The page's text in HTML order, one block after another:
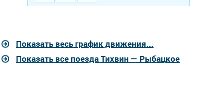
Показать весь график движения...
Показать все поезда Тихвин — Рыбацкое